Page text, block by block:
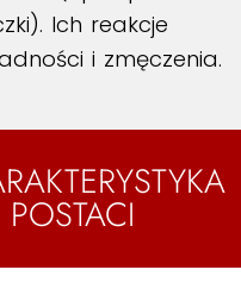
Ich reakcje
i zmęczenia.